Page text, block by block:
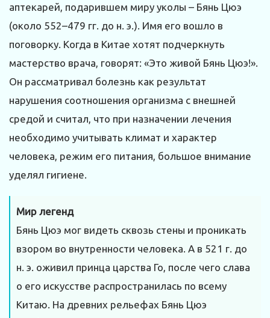
аптекарей, подарившем миру уколы – Бянь Цюэ
(около 552–479 гг. до н. э.). Имя его вошло в
поговорку. Когда в Китае хотят подчеркнуть
мастерство врача, говорят: «Это живой Бянь Цюэ!».
Он рассматривал болезнь как результат
нарушения соотношения организма с внешней
средой и считал, что при назначении лечения
необходимо учитывать климат и характер
человека, режим его питания, большое внимание
уделял гигиене.
Мир легенд
Бянь Цюэ мог видеть сквозь стены и проникать
взором во внутренности человека. А в 521 г. до
н. э. оживил принца царства Го, после чего слава
о его искусстве распространилась по всему
Китаю. На древних рельефах Бянь Цюэ